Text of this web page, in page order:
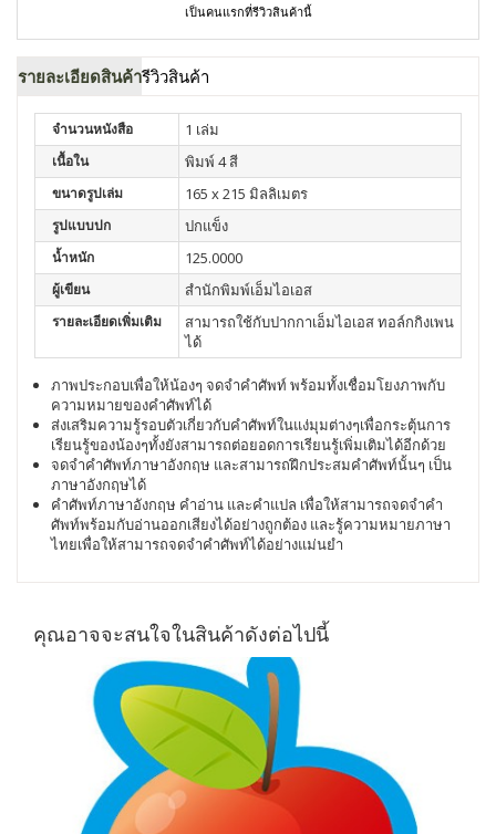
เป็นคนแรกที่รีวิวสินค้านี้
รายละเอียดสินค้ารีวิวสินค้า
จำนวนหนังสือ 1 เล่ม
เนื้อใน พิมพ์ 4 สี
ขนาดรูปเล่ม 165 x 215 มิลลิเมตร
รูปแบบปก ปกแข็ง
น้ำหนัก 125.0000
ผู้เขียน สำนักพิมพ์เอ็มไอเอส
รายละเอียดเพิ่มเติม
สามารถใช้กับปากกาเอ็มไอเอส ทอล์กกิงเพน
ได้
ภาพประกอบเพื่อให้น้องๆ จดจำคำศัพท์ พร้อมทั้งเชื่อมโยงภาพกับ
ความหมายของคำศัพท์ได้
ส่งเสริมความรู้รอบตัวเกี่ยวกับคำศัพท์ในแง่มุมต่างๆเพื่อกระตุ้นการ
เรียนรู้ของน้องๆทั้งยังสามารถต่อยอดการเรียนรู้เพิ่มเติมได้อีกด้วย
จดจำคำศัพท์ภาษาอังกฤษ และสามารถฝึกประสมคำศัพท์นั้นๆ เป็น
ภาษาอังกฤษได้
คำศัพท์ภาษาอังกฤษ คำอ่าน และคำแปล เพื่อให้สามารถจดจำคำ
ศัพท์พร้อมกับอ่านออกเสียงได้อย่างถูกต้อง และรู้ความหมายภาษา
ไทยเพื่อให้สามารถจดจำคำศัพท์ได้อย่างแม่นยำ
คุณอาจจะสนใจในสินค้าดังต่อไปนี้